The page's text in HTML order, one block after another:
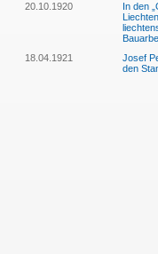
20.10.1920
In den
18.04.1921
Josef
den